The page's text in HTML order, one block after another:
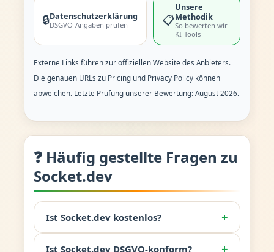
🔒Datenschutzerklärung
DSGVO-Angaben prüfen 📋
Unsere
Methodik
So bewerten wir
KI-Tools
Externe Links führen zur offiziellen Website des Anbieters.
Die genauen URLs zu Pricing und Privacy Policy können
abweichen. Letzte Prüfung unserer Bewertung: August 2026.
❓ Häufig gestellte Fragen zu
Socket.dev
Ist Socket.dev kostenlos? +
Ist Socket.dev DSGVO-konform? +